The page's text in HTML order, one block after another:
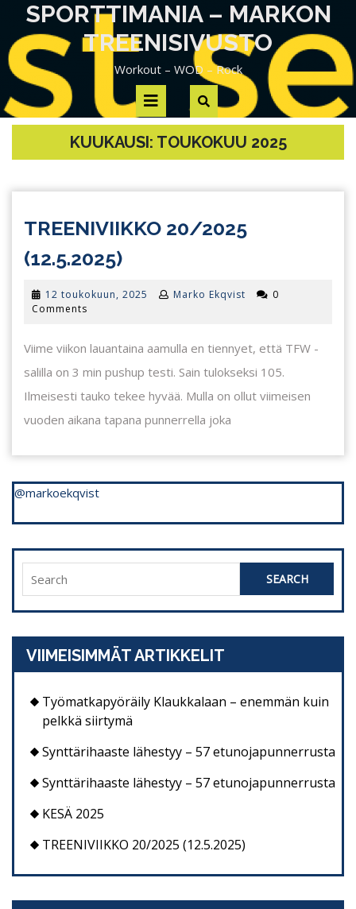
content
SPORTTIMANIA – MARKON
TREENISIVUSTO
Workout – WOD – Rock
Open
Button
KUUKAUSI: TOUKOKUU 2025
TREENIVIIKKO 20/2025
(12.5.2025)TREENIVIIKKO
(12.5.2025)
12 toukokuun, 2025 12
Marko Ekqvist
0
Comments
Viime viikon lauantaina aamulla en tiennyet, että TFW -
salilla on 3 min pushup testi. Sain tulokseksi 105.
Ilmeisesti tauko tekee hyvää. Mulla on ollut viimeisen
vuoden aikana tapana punnerrella joka
@markoekqvist
for:
VIIMEISIMMÄT ARTIKKELIT
Työmatkapyöräily Klaukkalaan – enemmän kuin
pelkkä siirtymä
Synttärihaaste lähestyy – 57 etunojapunnerrusta
Synttärihaaste lähestyy – 57 etunojapunnerrusta
KESÄ 2025
TREENIVIIKKO 20/2025 (12.5.2025)